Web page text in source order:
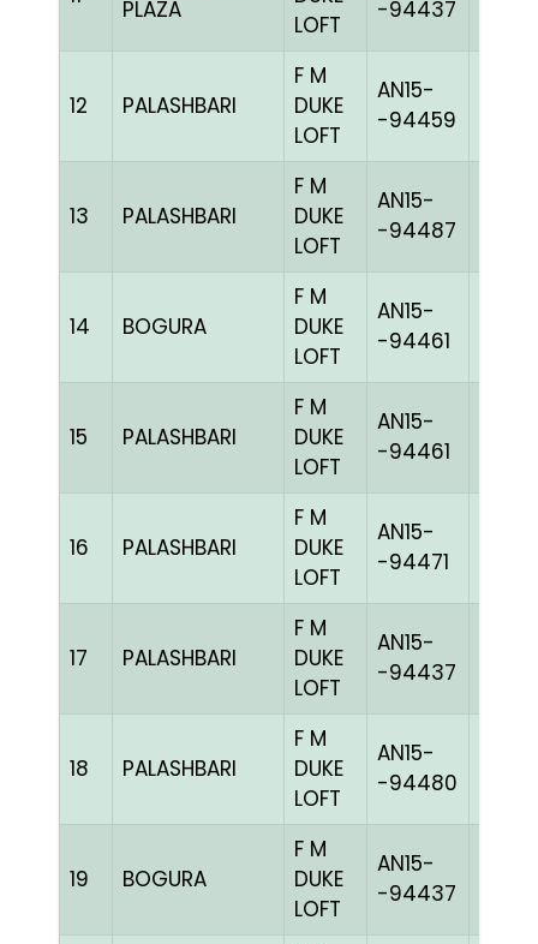
PLAZA
LOFT
-94437
12 PALASHBARI
F M
DUKE
LOFT
AN15-
-94459
13 PALASHBARI
F M
DUKE
LOFT
AN15-
-94487
14 BOGURA
F M
DUKE
LOFT
AN15-
-94461
15 PALASHBARI
F M
DUKE
LOFT
AN15-
-94461
16 PALASHBARI
F M
DUKE
LOFT
AN15-
-94471
17 PALASHBARI
F M
DUKE
LOFT
AN15-
-94437
18 PALASHBARI
F M
DUKE
LOFT
AN15-
-94480
19 BOGURA
F M
DUKE
LOFT
AN15-
-94437